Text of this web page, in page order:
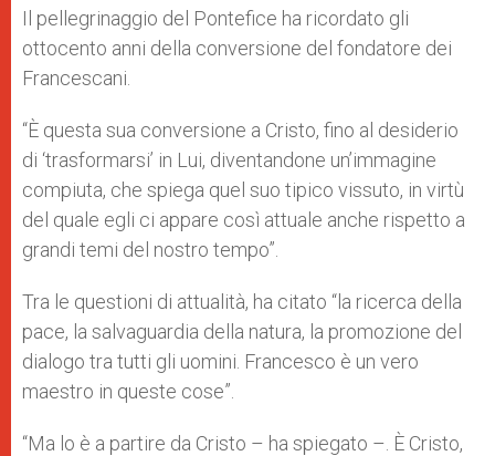
Il pellegrinaggio del Pontefice ha ricordato gli
ottocento anni della conversione del fondatore dei
Francescani.
“È questa sua conversione a Cristo, fino al desiderio
di ‘trasformarsi’ in Lui, diventandone un’immagine
compiuta, che spiega quel suo tipico vissuto, in virtù
del quale egli ci appare così attuale anche rispetto a
grandi temi del nostro tempo”.
Tra le questioni di attualità, ha citato “la ricerca della
pace, la salvaguardia della natura, la promozione del
dialogo tra tutti gli uomini. Francesco è un vero
maestro in queste cose”.
“Ma lo è a partire da Cristo – ha spiegato –. È Cristo,